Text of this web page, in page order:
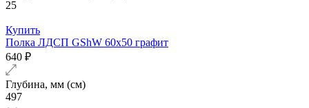
25
Купить
Полка ЛДСП GShW 60х50 графит
640 ₽
Глубина, мм (см)
497